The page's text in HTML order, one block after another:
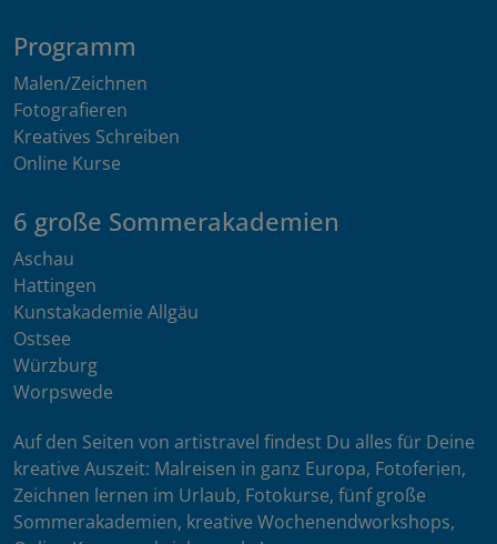
Programm
Malen/Zeichnen
Fotografieren
Kreatives Schreiben
Online Kurse
6 große Sommerakademien
Aschau
Hattingen
Kunstakademie Allgäu
Ostsee
Würzburg
Worpswede
Auf den Seiten von artistravel findest Du alles für Deine
kreative Auszeit: Malreisen in ganz Europa, Fotoferien,
Zeichnen lernen im Urlaub, Fotokurse, fünf große
Sommerakademien, kreative Wochenendworkshops,